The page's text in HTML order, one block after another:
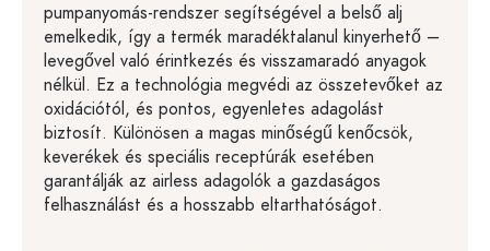
pumpanyomás-rendszer segítségével a belső alj
emelkedik, így a termék maradéktalanul kinyerhető –
levegővel való érintkezés és visszamaradó anyagok
nélkül. Ez a technológia megvédi az összetevőket az
oxidációtól, és pontos, egyenletes adagolást
biztosít. Különösen a magas minőségű kenőcsök,
keverékek és speciális receptúrák esetében
garantálják az airless adagolók a gazdaságos
felhasználást és a hosszabb eltarthatóságot.